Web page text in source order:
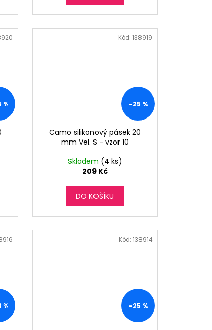
% –25 %
Camo silikonový pásek 20
mm Vel. S - vzor 10
Skladem (4 ks)
209 Kč
DO KOŠÍKU
Kód: 138919
% –25 %
Kód: 138914